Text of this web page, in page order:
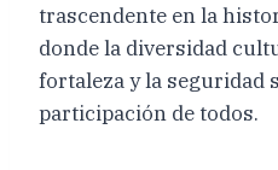
trascendente en la
donde la diversidad
fortaleza y la seguridad
participación de todos.